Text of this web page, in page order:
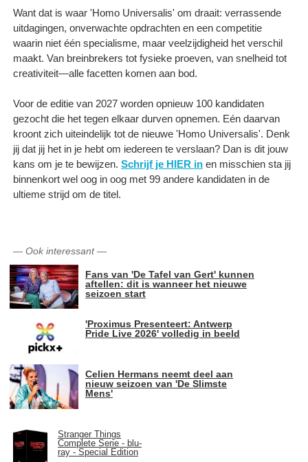
Want dat is waar 'Homo Universalis' om draait: verrassende
uitdagingen, onverwachte opdrachten en een competitie
waarin niet één specialisme, maar veelzijdigheid het verschil
maakt. Van breinbrekers tot fysieke proeven, van snelheid tot
creativiteit—alle facetten komen aan bod.
Voor de editie van 2027 worden opnieuw 100 kandidaten
gezocht die het tegen elkaar durven opnemen. Eén daarvan
kroont zich uiteindelijk tot de nieuwe 'Homo Universalis'. Denk
jij dat jij het in je hebt om iedereen te verslaan? Dan is dit jouw
kans om je te bewijzen. Schrijf je HIER in en misschien sta jij
binnenkort wel oog in oog met 99 andere kandidaten in de
ultieme strijd om de titel.
— Ook interessant—
Fans van 'De Tafel van Gert' kunnen
aftellen: dit is wanneer het nieuwe
seizoen start
'Proximus Presenteert: Antwerp
Pride Live 2026' volledig in beeld
Celien Hermans neemt deel aan
nieuw seizoen van 'De Slimste
Mens'
Stranger Things
Complete Serie - blu-
ray - Special Edition